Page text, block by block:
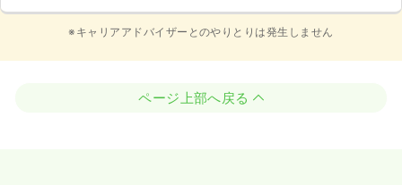
※キャリアアドバイザーとのやりとりは発生しません
ページ上部へ戻る